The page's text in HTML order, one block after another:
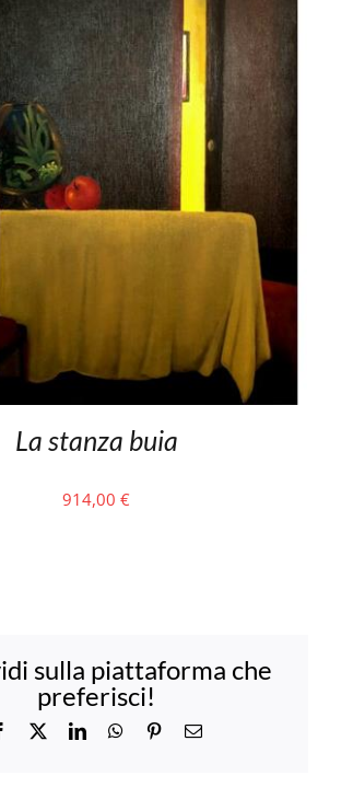
La stanza buia
914,00 €
sulla piattaforma che
preferisci!
Facebook LinkedInWhatsApp
PinterestEmail